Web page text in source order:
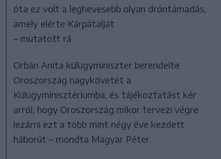
óta ez volt a leghevesebb olyan dróntámadás,
amely elérte Kárpátalját
– mutatott rá.
Orbán Anita külügyminiszter berendelte
Oroszország nagykövetét a
Külügyminisztériumba, és tájékoztatást kér
arról, hogy Oroszország mikor tervezi végre
lezárni ezt a több mint négy éve kezdett
háborút – mondta Magyar Péter.